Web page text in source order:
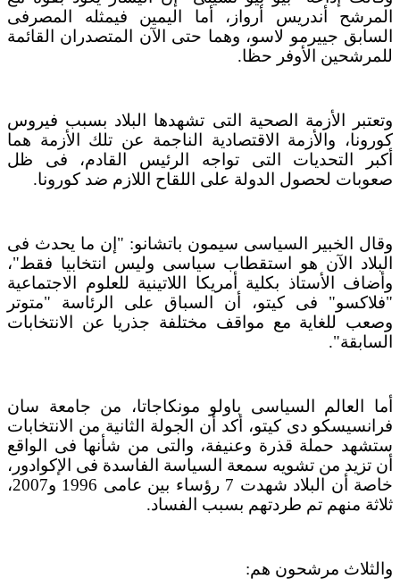
المرشح أندريس أرواز، أما اليمين فيمثله المصرفى
السابق جييرمو لاسو، وهما حتى الآن المتصدران القائمة
للمرشحين الأوفر حظا.
وتعتبر الأزمة الصحية التى تشهدها البلاد بسبب فيروس
كورونا، والأزمة الاقتصادية الناجمة عن تلك الأزمة هما
أكبر التحديات التى تواجه الرئيس القادم، فى ظل
صعوبات لحصول الدولة على اللقاح اللازم ضد كورونا.
وقال الخبير السياسى سيمون باتشانو: "إن ما يحدث فى
البلاد الآن هو استقطاب سياسى وليس انتخابيا فقط"،
وأضاف الأستاذ بكلية أمريكا اللاتينية للعلوم الاجتماعية
"فلاكسو" فى كيتو، أن السباق على الرئاسة "متوتر
وصعب للغاية مع مواقف مختلفة جذريا عن الانتخابات
السابقة".
أما العالم السياسى باولو مونكاجاتا، من جامعة سان
فرانسيسكو دى كيتو، أكد أن الجولة الثانية من الانتخابات
ستشهد حملة قذرة وعنيفة، والتى من شأنها فى الواقع
أن تزيد من تشويه سمعة السياسة الفاسدة فى الإكوادور،
خاصة أن البلاد شهدت 7 رؤساء بين عامى 1996 و2007،
ثلاثة منهم تم طردتهم بسبب الفساد.
والثلاث مرشحون هم: